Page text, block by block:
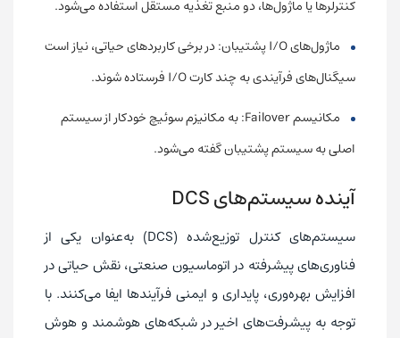
کنترلرها یا ماژول‌ها، دو منبع تغذیه مستقل استفاده می‌شود.
ماژول‌های I/O پشتیبان: در برخی کاربردهای حیاتی، نیاز است
سیگنال‌های فرآیندی به چند کارت I/O فرستاده ‌شوند.
مکانیسم Failover: به مکانیزم سوئیچ خودکار از سیستم
اصلی به سیستم پشتیبان گفته می‌شود.
آینده سیستم‌های DCS
سیستم‌های کنترل توزیع‌شده (DCS) به‌عنوان یکی از
فناوری‌های پیشرفته در اتوماسیون صنعتی، نقش حیاتی در
افزایش بهره‌وری، پایداری و ایمنی فرآیندها ایفا می‌کنند. با
توجه به پیشرفت‌های اخیر در شبکه‌های هوشمند و هوش